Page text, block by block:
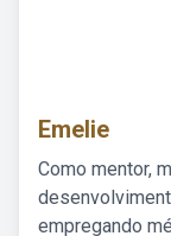
Emelie
Como mentor,
empregando